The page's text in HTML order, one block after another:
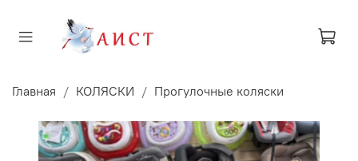
Главная КОЛЯСКИ Прогулочные коляски